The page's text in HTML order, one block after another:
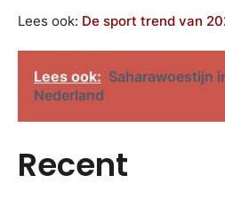
Lees ook: De sport trend van
Lees ook: Saharawoestijn
Nederland
Recent
Van fjorddroom
luxe woning in
07/08/2026
kamer een
Meer omzet uit
2026 zonder
Huismerken blijven
Waarom steeds